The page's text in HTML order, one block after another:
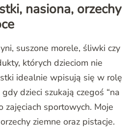
nasiona, orzechy
suszone morele, śliwki czy
których dzieciom nie
idealnie wpisują się w rolę
dzieci szukają czegoś “na
zajęciach sportowych. Moje
ziemne oraz pistacje.